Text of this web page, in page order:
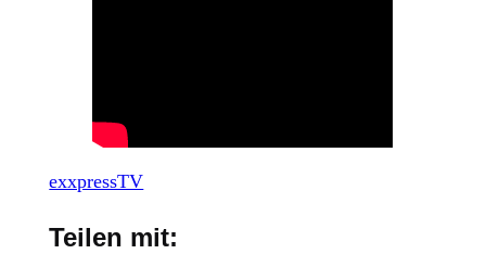
exxpressTV
Teilen mit: